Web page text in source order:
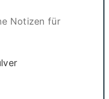
Notizen für